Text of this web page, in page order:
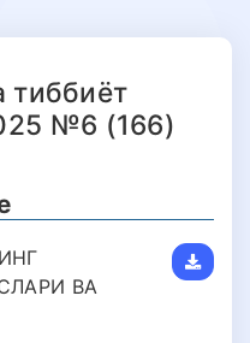
тиббиёт
№6 (166)
ВА